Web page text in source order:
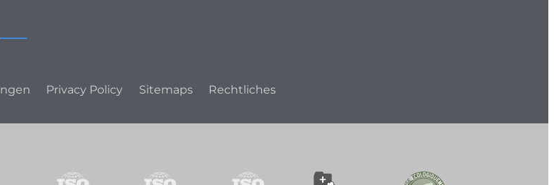
Privacy Policy Sitemaps Rechtliches